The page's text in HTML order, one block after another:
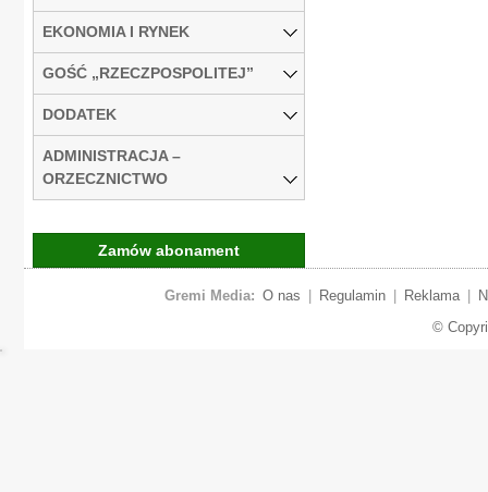
EKONOMIA I RYNEK
GOŚĆ „RZECZPOSPOLITEJ”
DODATEK
ADMINISTRACJA –
ORZECZNICTWO
Zamów abonament
Gremi Media: O nas Regulamin Reklama
©